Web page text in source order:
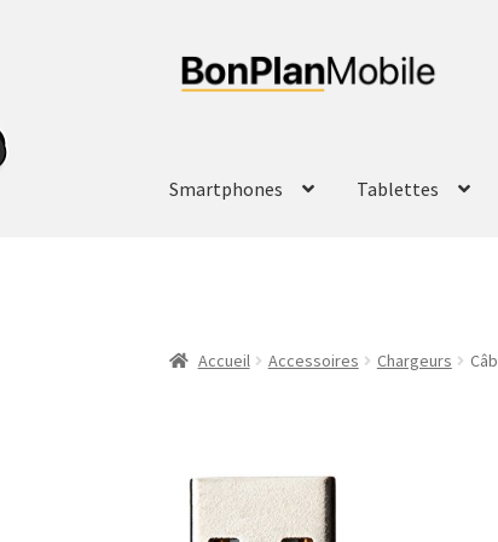
Aller
Aller
au
Smartphones Tablettes
Accueil Accessoires Chargeurs